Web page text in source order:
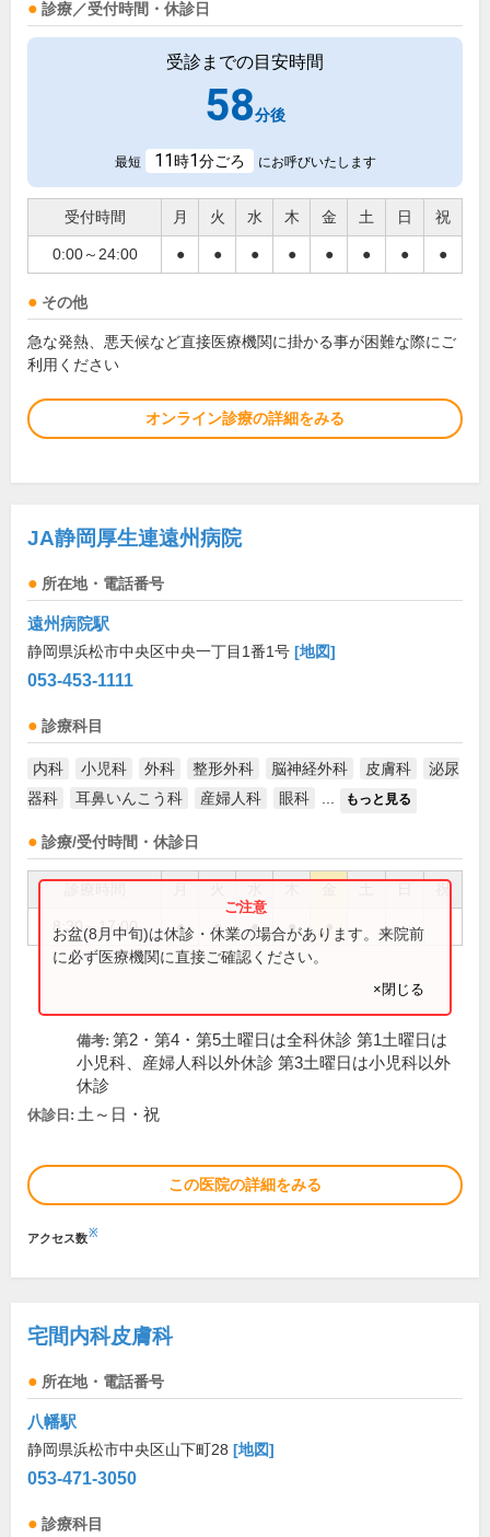
診療／受付時間・休診日
受診までの目安時間
58分後
最短 11時1分ごろ にお呼びいたします
受付時間 月 火 水 木 金 土 日 祝
0:00～24:00 ● ● ● ● ● ● ● ●
その他
急な発熱、悪天候など直接医療機関に掛かる事が困難な際にご
利用ください
オンライン診療の詳細をみる
JA静岡厚生連遠州病院
所在地・電話番号
遠州病院駅
静岡県浜松市中央区中央一丁目1番1号 [地図]
053-453-1111
診療科目
内科 小児科 外科 整形外科 脳神経外科 皮膚科
泌尿
器科
耳鼻いんこう科 産婦人科 眼科 もっと見る
診療/受付時間・休診日
祝
8:30～17:00 ● ● ● ● ●
お盆(8月中旬)は休診・休業の場合があります。来院前
に必ず医療機関に直接ご確認ください。
×閉じる
備考: 第2・第4・第5土曜日は全科休診 第1土曜日は
小児科、産婦人科以外休診 第3土曜日は小児科以外
休診
休診日: 土～日・祝
この医院の詳細をみる
アクセス数※
宅間内科皮膚科
所在地・電話番号
八幡駅
静岡県浜松市中央区山下町28 [地図]
053-471-3050
診療科目